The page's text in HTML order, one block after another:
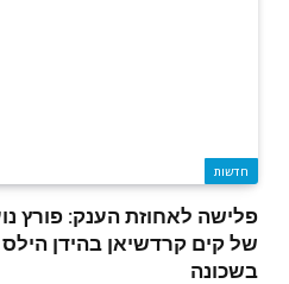
חדשות
פלישה לאחוזת הענק: פורץ
של קים קרדשיאן בהידן
בשכונה